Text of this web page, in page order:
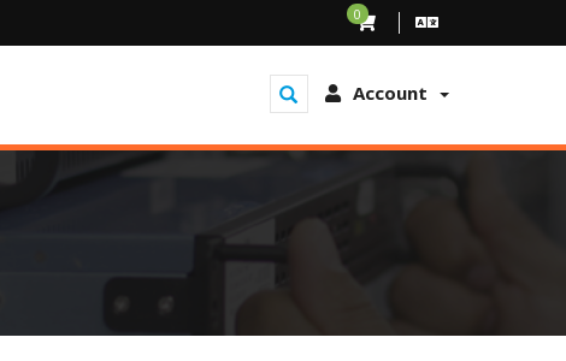
0
Account